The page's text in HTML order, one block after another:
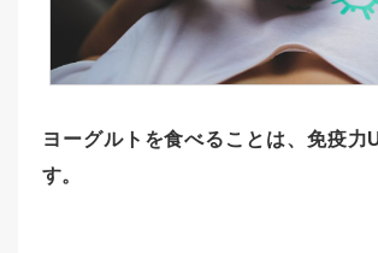
ヨーグルトを食べることは、免疫力
す。